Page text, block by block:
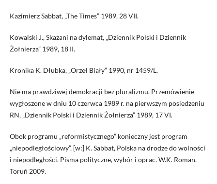
Kazimierz Sabbat, „The Times” 1989, 28 VII.
Kowalski J., Skazani na dylemat, „Dziennik Polski i Dziennik
Żołnierza” 1989, 18 II.
Kronika K. Dłubka, „Orzeł Biały” 1990, nr 1459/L.
Nie ma prawdziwej demokracji bez pluralizmu. Przemówienie
wygłoszone w dniu 10 czerwca 1989 r. na pierwszym posiedzeniu
RN, „Dziennik Polski i Dziennik Żołnierza” 1989, 17 VI.
Obok programu „reformistycznego” konieczny jest program
„niepodległościowy”, [w:] K. Sabbat, Polska na drodze do wolności
i niepodległości. Pisma polityczne, wybór i oprac. W.K. Roman,
Toruń 2009.